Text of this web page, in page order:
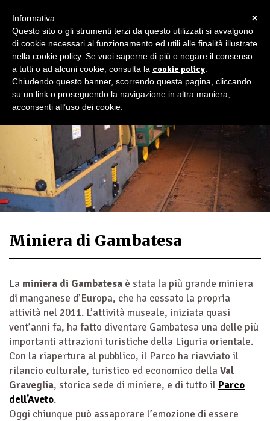
Miniera di Gambatesa
La miniera di Gambatesa è stata la più grande miniera
di manganese d’Europa, che ha cessato la propria
attività nel 2011. L’attività museale, iniziata quasi
vent’anni fa, ha fatto diventare Gambatesa una delle più
importanti attrazioni turistiche della Liguria orientale.
Con la riapertura al pubblico, il Parco ha riavviato il
rilancio culturale, turistico ed economico della Val
Graveglia, storica sede di miniere, e di tutto il Parco
dell’Aveto.
Oggi chiunque può assaporare l’emozione di essere
×
Informativa
Questo sito o gli strumenti terzi da questo utilizzati si avvalgono
di cookie necessari al funzionamento ed utili alle finalità illustrate
nella cookie policy. Se vuoi saperne di più o negare il consenso
a tutti o ad alcuni cookie, consulta la cookie policy
Chiudendo questo banner, scorrendo questa pagina, cliccando
su un link o proseguendo la navigazione in altra maniera,
acconsenti all’uso dei cookie.